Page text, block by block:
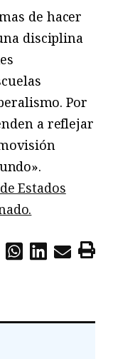
de hacer
disciplina
Por
a reflejar
Estados